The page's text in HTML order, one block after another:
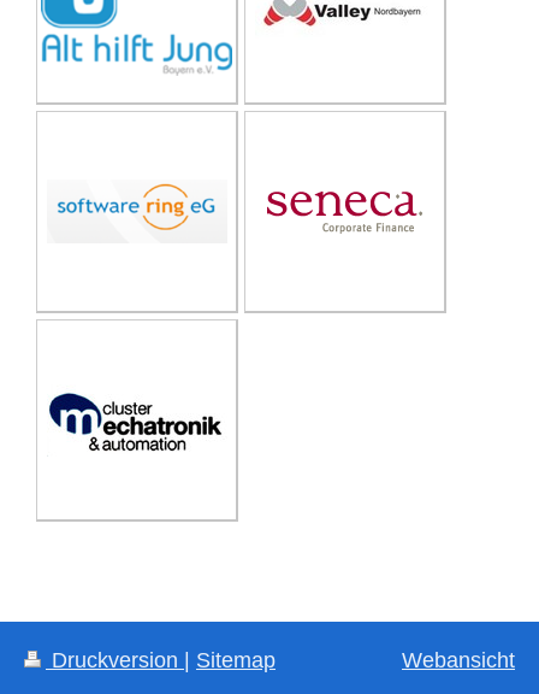
Druckversion Sitemap Webansicht